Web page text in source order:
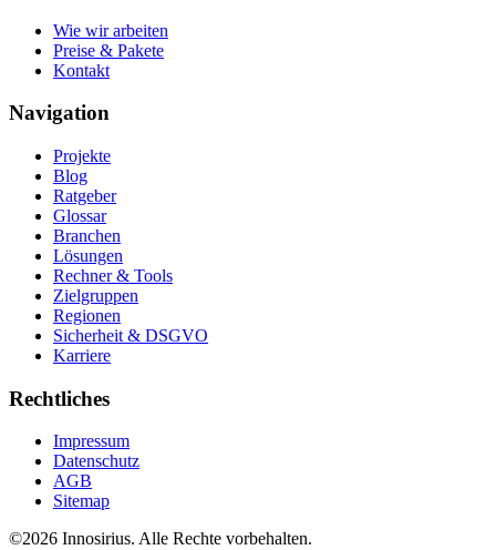
Wie wir arbeiten
Preise & Pakete
Kontakt
Navigation
Projekte
Blog
Ratgeber
Glossar
Branchen
Lösungen
Rechner & Tools
Zielgruppen
Regionen
Sicherheit & DSGVO
Karriere
Rechtliches
Impressum
Datenschutz
AGB
Sitemap
©2026 Innosirius. Alle Rechte vorbehalten.